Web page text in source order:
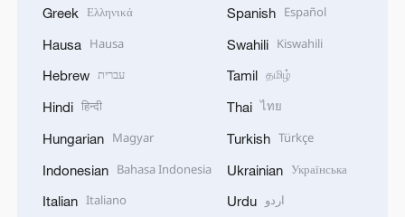
Greek Ελληνικά
Hausa Hausa
Hebrew עברית
Hindi हिन्दी
Hungarian Magyar
Indonesian Bahasa Indonesia
Italian Italiano
Spanish Español
Swahili Kiswahili
Tamil தமிழ்
Thai ไทย
Turkish Türkçe
Ukrainian Українська
Urdu اردو